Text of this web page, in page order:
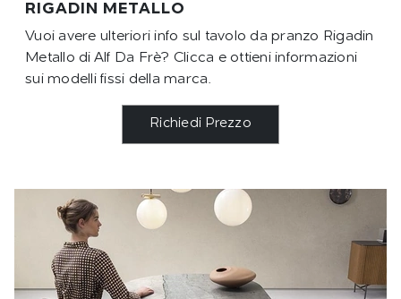
RIGADIN METALLO
Vuoi avere ulteriori info sul tavolo da pranzo Rigadin
Metallo di Alf Da Frè? Clicca e ottieni informazioni
sui modelli fissi della marca.
Richiedi Prezzo